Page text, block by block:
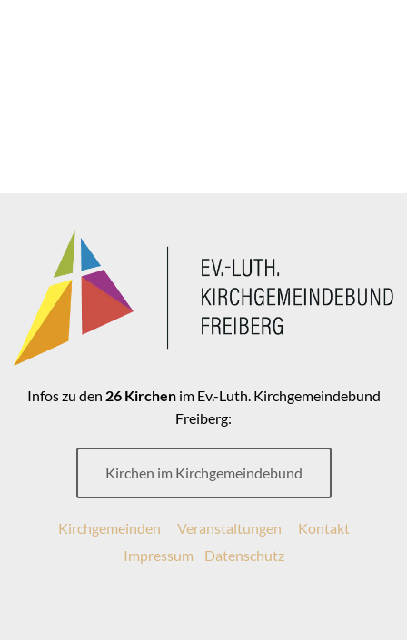
Infos zu den 26 Kirchenim Ev.-Luth. Kirchgemeindebund
Freiberg:
Kirchen im Kirchgemeindebund
Kirchgemeinden Veranstaltungen
Kontakt
Impressum
Datenschutz